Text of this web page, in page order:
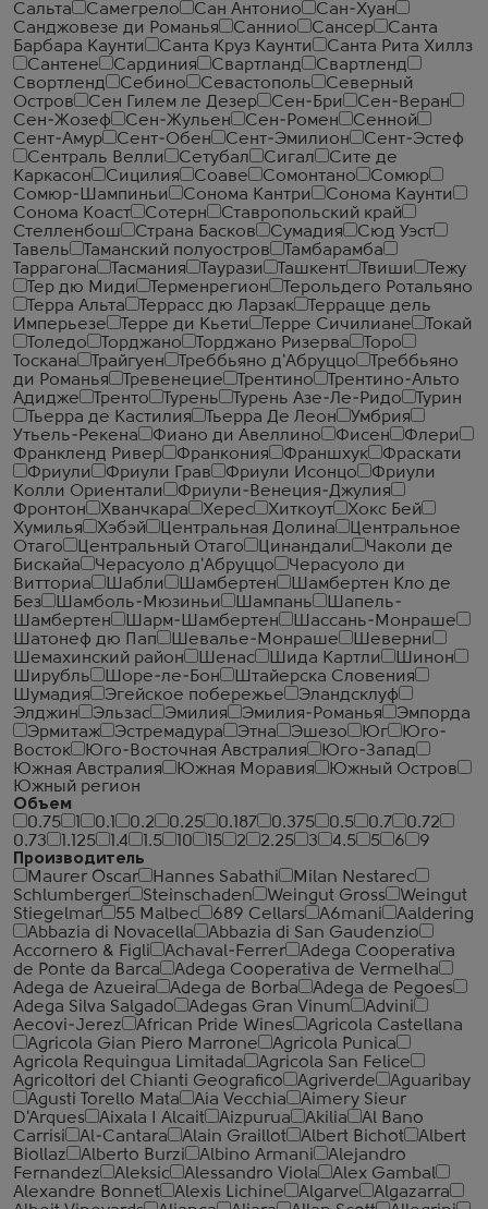
Сальта
Самегрело Сан Антонио
Сан-Хуан
Санджовезе ди Романья
Саннио Сансер
Санта
Барбара Каунти
Санта Круз Каунти
Санта Рита Хиллз
Сантене
Сардиния Свартланд
Свартленд
Свортленд
Себино Севастополь
Северный
Остров
Сен Гилем ле Дезер Сен-Бри
Сен-Веран
Сен-Жозеф
Сен-Жульен Сен-Ромен
Сенной
Сент-Амур
Сент-Обен Сент-Эмилион
Сент-Эстеф
Сентраль Велли
Сетубал Сигал
Сите де
Каркасон
Сицилия Соаве Сомонтано
Сомюр
Сомюр-Шампиньи
Сонома Кантри
Сонома Каунти
Сонома Коаст
Сотерн
Ставропольский край
Стелленбош
Страна Басков Сумадия
Сюд Уэст
Тавель
Таманский полуостров
Тамбарамба
Таррагона
Тасмания Таурази Ташкент Твиши
Тежу
Тер дю Миди
Терменрегион
Терольдего Ротальяно
Терра Альта
Террасс дю Ларзак
Террацце дель
Имперьезе
Терре ди Кьети Терре Сичилиане
Токай
Толедо
Торджано Торджано Ризерва
Торо
Тоскана
Трайгуен Треббьяно д'Абруццо
Треббьяно
ди Романья
Тревенецие Трентино
Трентино-Альто
Адидже
Тренто Турень Турень Азе-Ле-Ридо
Турин
Тьерра де Кастилия
Тьерра Де Леон
Умбрия
Утьель-Рекена
Фиано ди Авеллино Фисен
Флери
Франкленд Ривер
Франкония Франшхук
Фраскати
Фриули
Фриули Грав Фриули Исонцо
Фриули
Колли Ориентали
Фриули-Венеция-Джулия
Фронтон
Хванчкара Херес Хиткоут
Хокс Бей
Хумилья
Хэбэй Центральная Долина
Центральное
Отаго
Центральный Отаго Цинандали
Чаколи де
Бискайа
Черасуоло д'Абруццо
Черасуоло ди
Витториа
Шабли Шамбертен
Шамбертен Кло де
Без
Шамболь-Мюзиньи Шампань
Шапель-
Шамбертен
Шарм-Шамбертен
Шассань-Монраше
Шатонеф дю Пап
Шевалье-Монраше
Шеверни
Шемахинский район
Шенас Шида Картли
Шинон
Ширубль
Шоре-ле-Бон
Штайерска Словения
Шумадия
Эгейское побережье
Эландсклуф
Элджин
Эльзас Эмилия Эмилия-Романья
Эмпорда
Эрмитаж
Эстремадура Этна Эшезо Юг
Юго-
Восток
Юго-Восточная Австралия
Юго-Запад
Южная Австралия
Южная Моравия
Южный Остров
Южный регион
Объем
0.75
0.1 0.2 0.25 0.187 0.375 0.5 0.7
0.72
0.73
1.125 1.4 1.5 10 15 2 2.25 3 4.5 5 6
9
Производитель
Maurer Oscar
Hannes Sabathi
Milan Nestarec
Schlumberger
Steinschaden Weingut Gross
Weingut
Stiegelmar
55 Malbec 689 Cellars A6mani
Aaldering
Abbazia di Novacella
Abbazia di San Gaudenzio
Accornero & Figli
Achaval-Ferrer
Adega Cooperativa
de Ponte da Barca
Adega Cooperativa de Vermelha
Adega de Azueira
Adega de Borba
Adega de Pegoes
Adega Silva Salgado
Adegas Gran Vinum
Advini
Aecovi-Jerez
African Pride Wines
Agricola Castellana
Agricola Gian Piero Marrone
Agricola Punica
Agricola Requingua Limitada
Agricola San Felice
Agricoltori del Chianti Geografico
Agriverde
Aguaribay
Agusti Torello Mata
Aia Vecchia
Aimery Sieur
D'Arques
Aixala I Alcait Aizpurua Akilia
Al Bano
Carrisi
Al-Cantara Alain Graillot Albert Bichot
Albert
Biollaz
Alberto Burzi Albino Armani
Alejandro
Fernandez
Aleksic Alessandro Viola
Alex Gambal
Alexandre Bonnet
Alexis Lichine Algarve
Algazarra